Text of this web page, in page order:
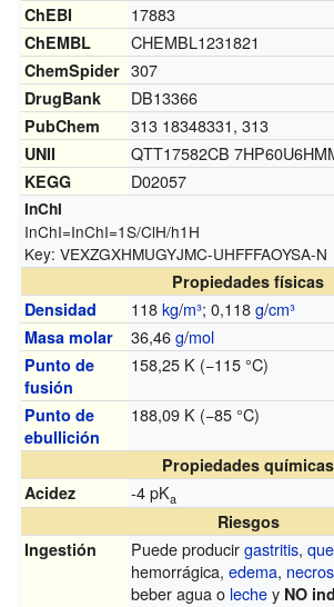
ChEBI 17883
ChEMBL CHEMBL1231821
ChemSpider 307
DrugBank DB13366
PubChem 313 18348331, 313
UNII QTT17582CB
KEGG D02057
InChI
InChI=InChI=1S/ClH/h1H
Key:VEXZGXHMUGYJMC-UHFFFAOYSA-N
Propiedades físicas
Densidad
118kg/m³; 0,118g/cm³
Masa molar 36,46g/mol
Punto de
fusión
158,25 K (−115 °C)
Punto de
ebullición
188,09 K (−85 °C)
Propiedades químicas
Acidez
-4 pKa
Riesgos
Ingestión
Puede producirgastritis,
hemorrágica,edema,
beber agua o lechey NO